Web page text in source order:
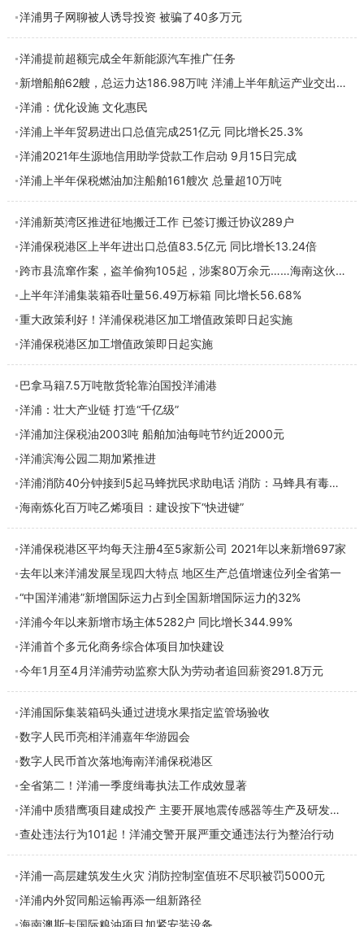
洋浦男子网聊被人诱导投资 被骗了40多万元
洋浦提前超额完成全年新能源汽车推广任务
新增船舶62艘，总运力达186.98万吨 洋浦上半年航运产业交出亮眼成绩单
洋浦：优化设施 文化惠民
洋浦上半年贸易进出口总值完成251亿元 同比增长25.3%
洋浦2021年生源地信用助学贷款工作启动 9月15日完成
洋浦上半年保税燃油加注船舶161艘次 总量超10万吨
洋浦新英湾区推进征地搬迁工作 已签订搬迁协议289户
洋浦保税港区上半年进出口总值83.5亿元 同比增长13.24倍
跨市县流窜作案，盗羊偷狗105起，涉案80万余元……海南这伙盗贼栽了
上半年洋浦集装箱吞吐量56.49万标箱 同比增长56.68%
重大政策利好！洋浦保税港区加工增值政策即日起实施
洋浦保税港区加工增值政策即日起实施
巴拿马籍7.5万吨散货轮靠泊国投洋浦港
洋浦：壮大产业链 打造“千亿级”
洋浦加注保税油2003吨 船舶加油每吨节约近2000元
洋浦滨海公园二期加紧推进
洋浦消防40分钟接到5起马蜂扰民求助电话 消防：马蜂具有毒性，切勿擅自处置
海南炼化百万吨乙烯项目：建设按下“快进键”
洋浦保税港区平均每天注册4至5家新公司 2021年以来新增697家
去年以来洋浦发展呈现四大特点 地区生产总值增速位列全省第一
“中国洋浦港”新增国际运力占到全国新增国际运力的32%
洋浦今年以来新增市场主体5282户 同比增长344.99%
洋浦首个多元化商务综合体项目加快建设
今年1月至4月洋浦劳动监察大队为劳动者追回薪资291.8万元
洋浦国际集装箱码头通过进境水果指定监管场验收
数字人民币亮相洋浦嘉年华游园会
数字人民币首次落地海南洋浦保税港区
全省第二！洋浦一季度缉毒执法工作成效显著
洋浦中质猎鹰项目建成投产 主要开展地震传感器等生产及研发业务
查处违法行为101起！洋浦交警开展严重交通违法行为整治行动
洋浦一高层建筑发生火灾 消防控制室值班不尽职被罚5000元
洋浦内外贸同船运输再添一组新路径
海南澳斯卡国际粮油项目加紧安装设备